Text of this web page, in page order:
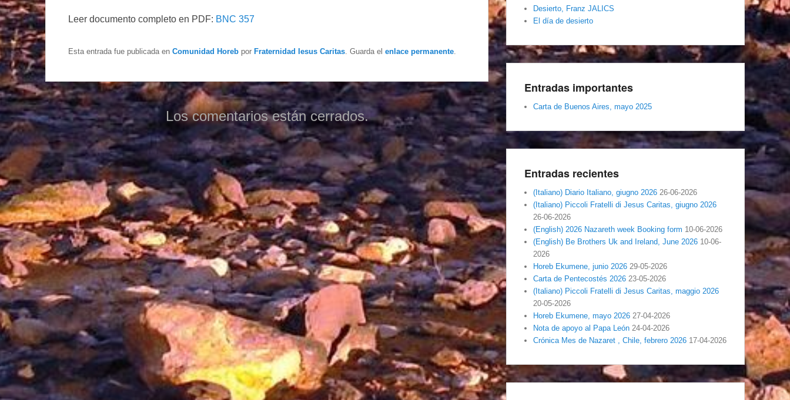
Leer documento completo en PDF: BNC 357
Esta entrada fue publicada en Comunidad Horeb por Fraternidad Iesus Caritas . Guarda el enlace permanente
Los comentarios están cerrados.
Desierto, Franz JALICS
El día de desierto
Entradas importantes
Carta de Buenos Aires, mayo 2025
Entradas recientes
(Italiano) Diario Italiano, giugno 2026 26-06-2026
(Italiano) Piccoli Fratelli di Jesus Caritas, giugno 2026
26-06-2026
(English) 2026 Nazareth week Booking form 10-06-2026
(English) Be Brothers Uk and Ireland, June 2026 10-06-
2026
Horeb Ekumene, junio 2026 29-05-2026
Carta de Pentecostés 2026 23-05-2026
(Italiano) Piccoli Fratelli di Jesus Caritas, maggio 2026
20-05-2026
Horeb Ekumene, mayo 2026 27-04-2026
Nota de apoyo al Papa León 24-04-2026
Crónica Mes de Nazaret , Chile, febrero 2026 17-04-2026